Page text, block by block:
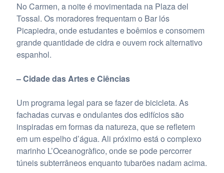
No Carmen, a noite é movimentada na Plaza del
Tossal. Os moradores frequentam o Bar lós
Picapiedra, onde estudantes e boêmios e consomem
grande quantidade de cidra e ouvem rock alternativo
espanhol.
–Cidade das Artes e Ciências
Um programa legal para se fazer de bicicleta. As
fachadas curvas e ondulantes dos edifícios são
inspiradas em formas da natureza, que se refletem
em um espelho d’água. Ali próximo está o complexo
marinho L’Oceanogràfico, onde se pode percorrer
túneis subterrâneos enquanto tubarões nadam acima.